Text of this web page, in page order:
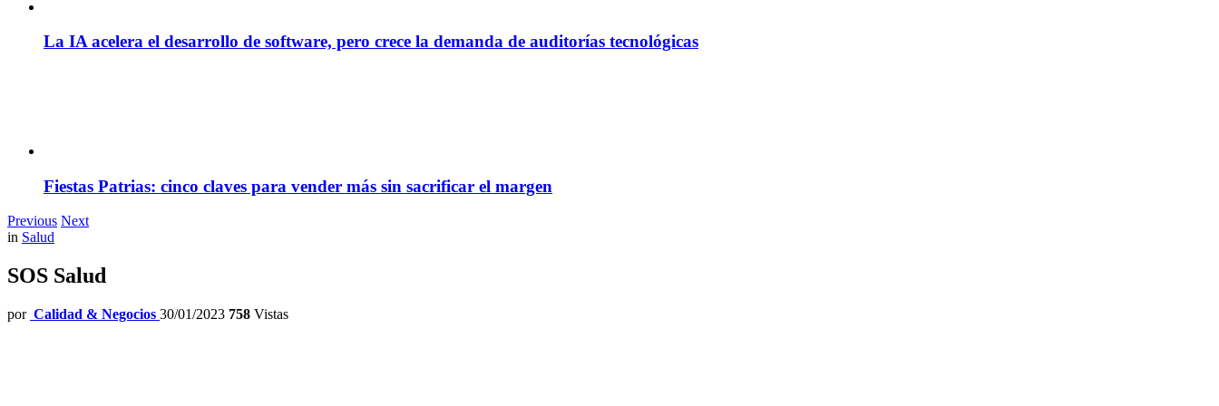
La IA acelera el desarrollo de software, pero crece la demanda de auditorías tecnológicas
Fiestas Patrias: cinco claves para vender más sin sacrificar el margen
Previous Next
in Salud
SOS Salud
por Calidad & Negocios 30/01/2023 758 Vistas